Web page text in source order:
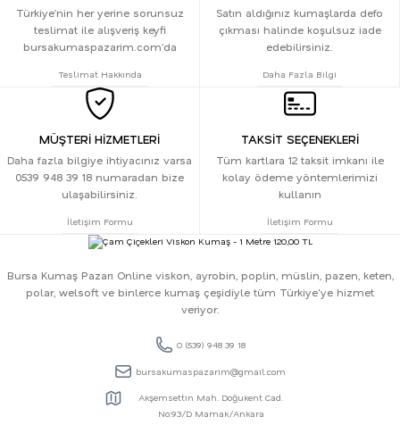
Türkiye’nin her yerine sorunsuz
teslimat ile alışveriş keyfi
bursakumaspazarim.com’da
Teslimat Hakkında
Satın aldığınız kumaşlarda defo
çıkması halinde koşulsuz iade
edebilirsiniz.
Daha Fazla Bilgi
MÜŞTERİ HİZMETLERİ
Daha fazla bilgiye ihtiyacınız varsa
0539 948 39 18 numaradan bize
ulaşabilirsiniz.
İletişim Formu
TAKSİT SEÇENEKLERİ
Tüm kartlara 12 taksit imkanı ile
kolay ödeme yöntemlerimizi
kullanın
İletişim Formu
Bursa Kumaş Pazarı Online viskon, ayrobin, poplin, müslin, pazen, keten,
polar, welsoft ve binlerce kumaş çeşidiyle tüm Türkiye'ye hizmet
veriyor.
0 (539) 948 39 18
bursakumaspazarim@gmail.com
Akşemsettin Mah. Doğukent Cad.
No:93/D Mamak/Ankara